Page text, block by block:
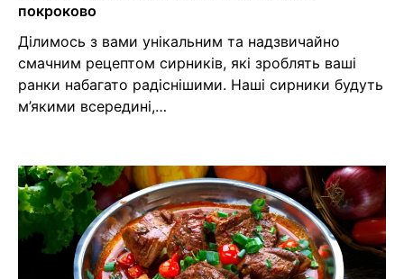
покроково
Ділимось з вами унікальним та надзвичайно
смачним рецептом сирників, які зроблять ваші
ранки набагато радіснішими. Наші сирники будуть
м’якими всередині,…